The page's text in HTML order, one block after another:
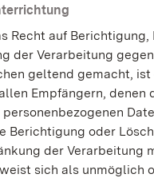
Recht auf
der Verarbeitung
geltend gemacht, ist
Empfängern, denen
Berichtigung oder
der Verarbeitung
sich als unmöglich